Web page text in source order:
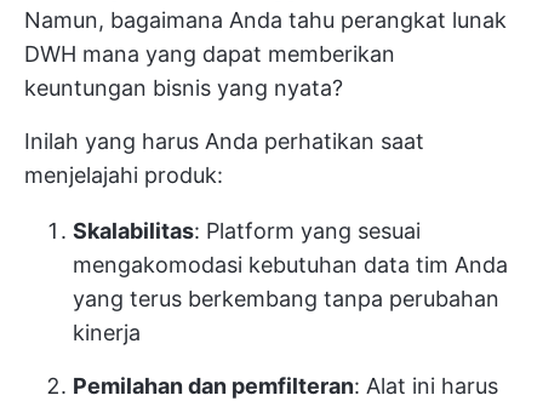
Namun, bagaimana Anda tahu perangkat lunak
DWH mana yang dapat memberikan
keuntungan bisnis yang nyata?
Inilah yang harus Anda perhatikan saat
menjelajahi produk:
Skalabilitas: Platform yang sesuai
mengakomodasi kebutuhan data tim Anda
yang terus berkembang tanpa perubahan
kinerja
Pemilahan dan pemfilteran: Alat ini harus